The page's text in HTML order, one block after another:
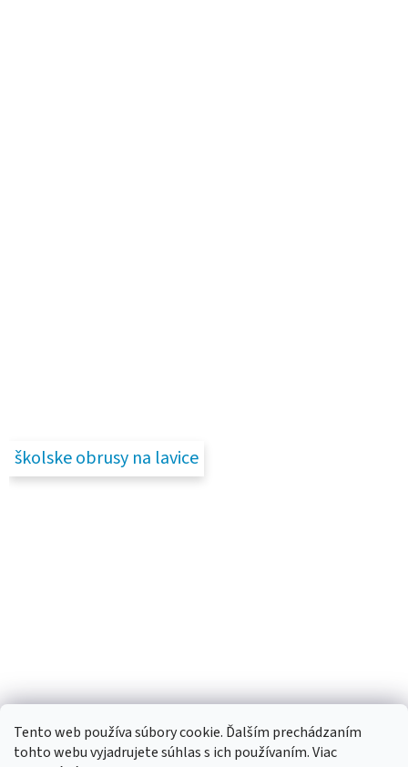
Tento web používa súbory cookie. Ďalším prechádzaním
tohto webu vyjadrujete súhlas s ich používaním. Viac
školske obrusy na lavice